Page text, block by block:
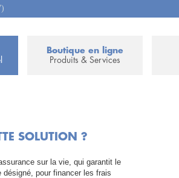
Boutique en ligne
Produits & Services
SOLUTION ?
sur la vie, qui garantit le
pour financer les frais